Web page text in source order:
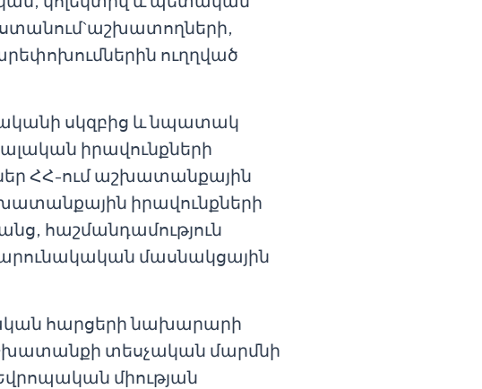
ուղղված
սկզբից և նպատակ
իրավունքների
ՀՀ-ում աշխատանքային
իրավունքների
հաշմանդամություն
մասնակցային
հարցերի նախարարի
տեսչական մարմնի
միության